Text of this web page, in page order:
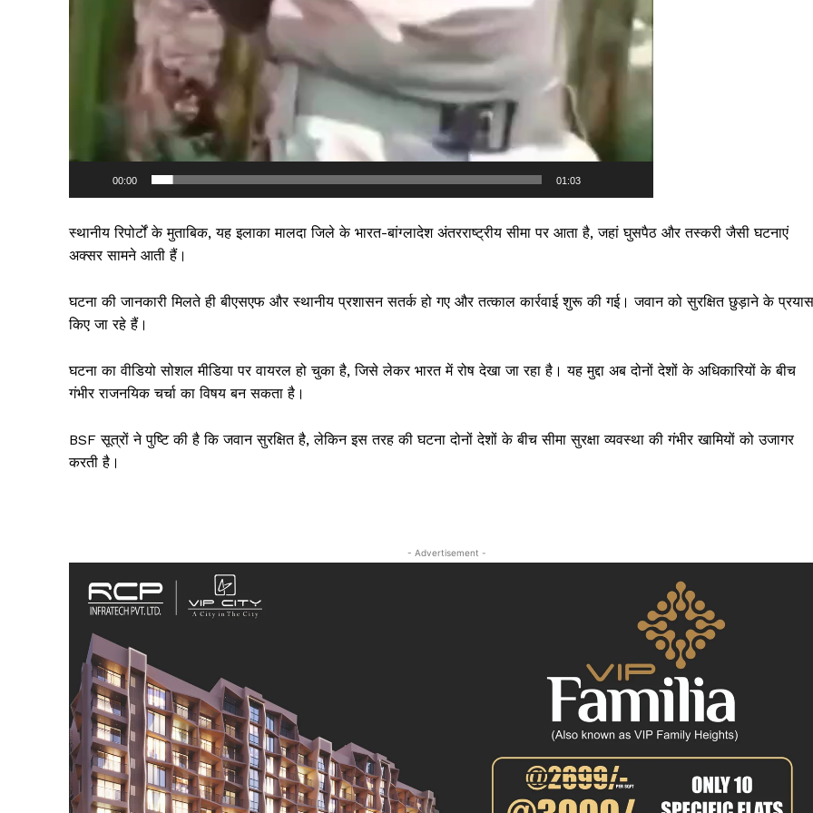
00:00 01:03
स्थानीय रिपोर्टों के मुताबिक, यह इलाका मालदा जिले के भारत-बांग्लादेश अंतरराष्ट्रीय सीमा पर आता है, जहां घुसपैठ और तस्करी जैसी घटनाएं
अक्सर सामने आती हैं।
घटना की जानकारी मिलते ही बीएसएफ और स्थानीय प्रशासन सतर्क हो गए और तत्काल कार्रवाई शुरू की गई। जवान को सुरक्षित छुड़ाने के प्रयास
किए जा रहे हैं।
घटना का वीडियो सोशल मीडिया पर वायरल हो चुका है, जिसे लेकर भारत में रोष देखा जा रहा है। यह मुद्दा अब दोनों देशों के अधिकारियों के बीच
गंभीर राजनयिक चर्चा का विषय बन सकता है।
BSF सूत्रों ने पुष्टि की है कि जवान सुरक्षित है, लेकिन इस तरह की घटना दोनों देशों के बीच सीमा सुरक्षा व्यवस्था की गंभीर खामियों को उजागर
करती है।
- Advertisement -